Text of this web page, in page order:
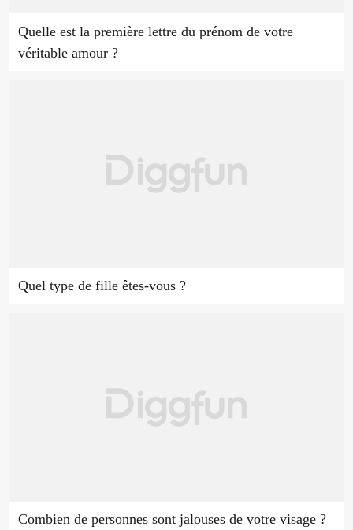
Quelle est la première lettre du prénom de votre
véritable amour ?
Quel type de fille êtes-vous ?
Combien de personnes sont jalouses de votre visage ?